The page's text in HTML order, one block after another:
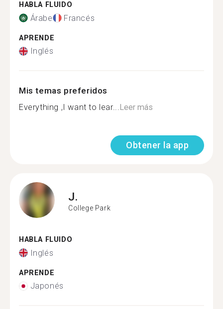
HABLA FLUIDO
Árabe Francés
APRENDE
Inglés
Mis temas preferidos
Everything ,I want to lear...Leer más
Obtener la app
J.
College Park
HABLA FLUIDO
Inglés
APRENDE
Japonés